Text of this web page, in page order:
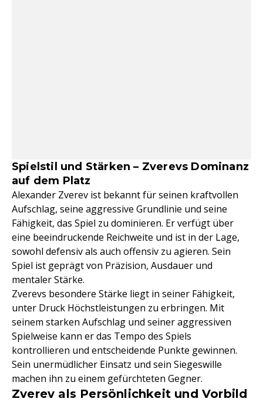
Spielstil und Stärken – Zverevs Dominanz
auf dem Platz
Alexander Zverev ist bekannt für seinen kraftvollen
Aufschlag, seine aggressive Grundlinie und seine
Fähigkeit, das Spiel zu dominieren. Er verfügt über
eine beeindruckende Reichweite und ist in der Lage,
sowohl defensiv als auch offensiv zu agieren. Sein
Spiel ist geprägt von Präzision, Ausdauer und
mentaler Stärke.
Zverevs besondere Stärke liegt in seiner Fähigkeit,
unter Druck Höchstleistungen zu erbringen. Mit
seinem starken Aufschlag und seiner aggressiven
Spielweise kann er das Tempo des Spiels
kontrollieren und entscheidende Punkte gewinnen.
Sein unermüdlicher Einsatz und sein Siegeswille
machen ihn zu einem gefürchteten Gegner.
Zverev als Persönlichkeit und Vorbild